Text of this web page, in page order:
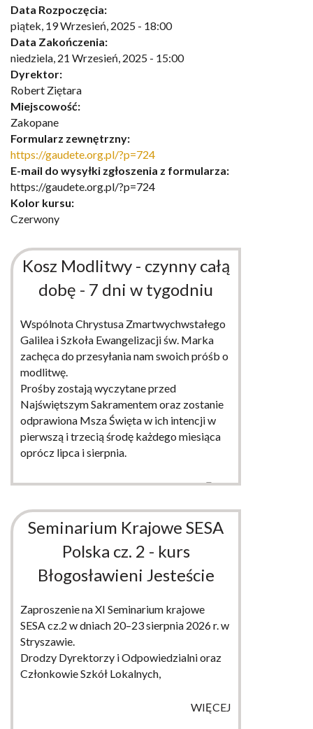
Data Rozpoczęcia:
piątek, 19 Wrzesień, 2025 - 18:00
Data Zakończenia:
niedziela, 21 Wrzesień, 2025 - 15:00
Dyrektor:
Robert Ziętara
Miejscowość:
Zakopane
Formularz zewnętrzny:
https://gaudete.org.pl/?p=724
E-mail do wysyłki zgłoszenia z formularza:
https://gaudete.org.pl/?p=724
Kolor kursu:
Czerwony
Kosz Modlitwy - czynny całą
dobę - 7 dni w tygodniu
Wspólnota Chrystusa Zmartwychwstałego
Galilea i Szkoła Ewangelizacji św. Marka
zachęca do przesyłania nam swoich próśb o
modlitwę.
Prośby zostają wyczytane przed
Najświętszym Sakramentem oraz zostanie
odprawiona Msza Święta w ich intencji w
pierwszą i trzecią środę każdego miesiąca
oprócz lipca i sierpnia.
WIĘCEJ
Seminarium Krajowe SESA
Polska cz. 2 - kurs
Błogosławieni Jesteście
Zaproszenie na XI Seminarium krajowe
SESA cz.2 w dniach 20–23 sierpnia 2026 r. w
Stryszawie.
Drodzy Dyrektorzy i Odpowiedzialni oraz
Członkowie Szkół Lokalnych,
WIĘCEJ